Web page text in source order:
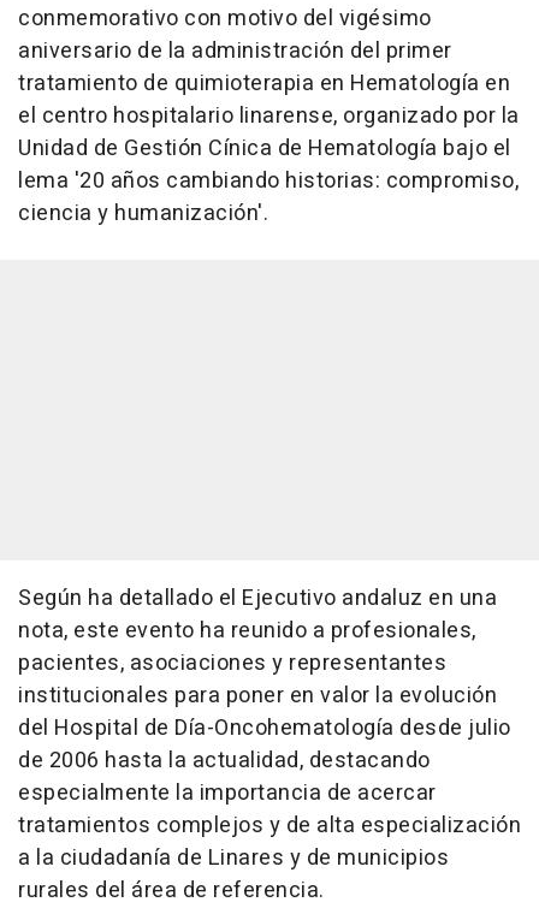
conmemorativo con motivo del vigésimo
aniversario de la administración del primer
tratamiento de quimioterapia en Hematología en
el centro hospitalario linarense, organizado por la
Unidad de Gestión Cínica de Hematología bajo el
lema '20 años cambiando historias: compromiso,
ciencia y humanización'.
Según ha detallado el Ejecutivo andaluz en una
nota, este evento ha reunido a profesionales,
pacientes, asociaciones y representantes
institucionales para poner en valor la evolución
del Hospital de Día-Oncohematología desde julio
de 2006 hasta la actualidad, destacando
especialmente la importancia de acercar
tratamientos complejos y de alta especialización
a la ciudadanía de Linares y de municipios
rurales del área de referencia.